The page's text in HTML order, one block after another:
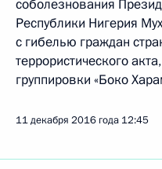
соболезнования
Республики Нигерия
с гибелью граждан
террористического
группировки «Боко
11 декабря 2016 года 12:45